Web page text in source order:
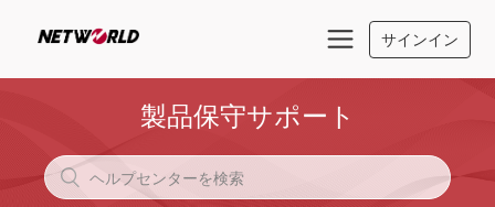
サインイン
製品保守サポート